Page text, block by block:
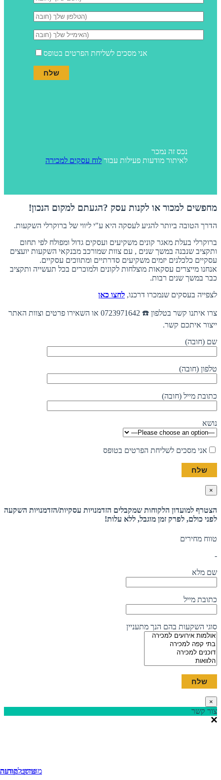
אני מסכים לשליחת הפרטים בטופס
נכס זה נמכר
לאיתור מודעות פעילות עבור לוח עסקים למכירה
מחפשים למכור או לקנות עסק ?הגעתם למקום הנכון!
הדרך הטובה ביותר להגיע לעסקה היא ע"י ליווי של ברוקרלי השקעות.
ברוקרלי בעלת מאגר קונים משקיעים ועסקים גדול ומפולח לפי תחום
ותקציב שנבנה במשך שנים , עם צוות שמורכב מבנקאי השקעות יועצים
עסקיים כלכלנים יזמים משקיעים סדרתיים ומתווכים עסקיים.
אנחנו מייצרים עסקאות מוצלחות לקונים ולמוכרים בכל תעשייה ותקציב
כבר במשך שנים רבות.
לצפייה בעסקים שנמכרו דרכנו, לחצו כאן
צרו איתנו קשר בטלפון ☎️ 0723971642 או השאירו פרטים וצוות האתר
ייצור איתכם קשר.
שם (חובה)
טלפון (חובה)
כתובת מייל (חובה)
נושא
אני מסכים לשליחת הפרטים בטופס
פרסם מודעה
מועדון לקוחות
×
הצטרף למועדון הלקוחות שמקבלים הזדמנויות עסקיות/הזדמנויות השקעה
לפני כולם, לפרק זמן מוגבל, ללא עלות!
טווח מחירים
-
שם מלא
כתובת מייל
סוגי השקעות בהם הנך מתעניין
×
צור קשר